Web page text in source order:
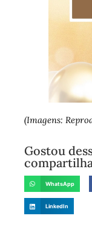
(Imagens:
Gostou
WhatsApp
LinkedIn